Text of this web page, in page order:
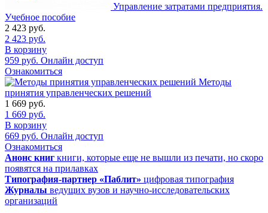
Управление затратами предприятия.
Учебное пособие
2 423 руб.
2 423 руб.
В корзину
959 руб. Онлайн доступ
Ознакомиться
Методы
принятия управленческих решений
1 669 руб.
1 669 руб.
В корзину
669 руб. Онлайн доступ
Ознакомиться
Анонс книг книги, которые еще не вышли из печати, но скоро
появятся на прилавках
Типография-партнер «Паблит» цифровая типография
Журналы ведущих вузов и научно-исследовательских
организаций